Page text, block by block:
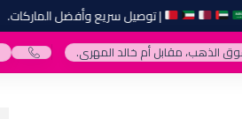
| توصيل سريع وأفضل الماركات.
الذهب، مقابل أم خالد المهري.